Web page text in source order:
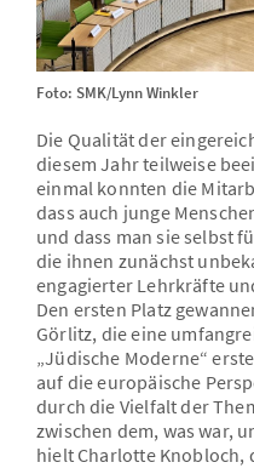
Foto: SMK/Lynn Winkler
Die Qualität der
diesem Jahr teilweise
einmal konnten die
dass auch junge
und dass man sie selbst
die ihnen zunächst
engagierter Lehrkräfte
Den ersten Platz
Görlitz, die eine
„Jüdische Moderne“
auf die europäische
durch die Vielfalt der
zwischen dem, was war,
hielt Charlotte Knobloch,